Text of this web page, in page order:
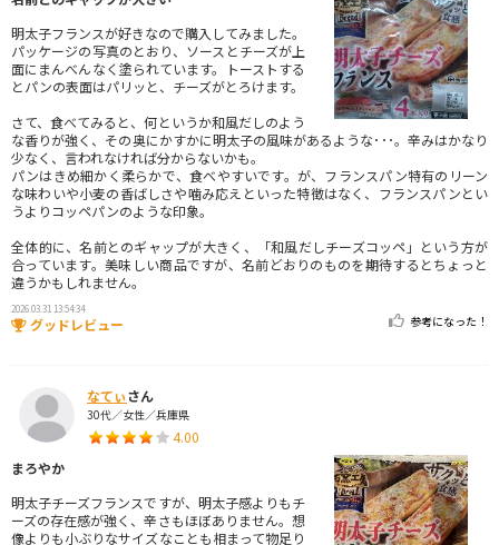
明太子フランスが好きなので購入してみました。
パッケージの写真のとおり、ソースとチーズが上
面にまんべんなく塗られています。トーストする
とパンの表面はパリッと、チーズがとろけます。
さて、食べてみると、何というか和風だしのよう
な香りが強く、その奥にかすかに明太子の風味があるような･･･。辛みはかなり
少なく、言われなければ分からないかも。
パンはきめ細かく柔らかで、食べやすいです。が、フランスパン特有のリーン
な味わいや小麦の香ばしさや噛み応えといった特徴はなく、フランスパンとい
うよりコッペパンのような印象。
全体的に、名前とのギャップが大きく、「和風だしチーズコッペ」という方が
合っています。美味しい商品ですが、名前どおりのものを期待するとちょっと
違うかもしれません。
2026.03.31 13:54:34
グッドレビュー 参考になった！
なてぃさん
30代／女性／兵庫県
4.00
まろやか
明太子チーズフランスですが、明太子感よりもチ
ーズの存在感が強く、辛さもほぼありません。想
像よりも小ぶりなサイズなことも相まって物足り